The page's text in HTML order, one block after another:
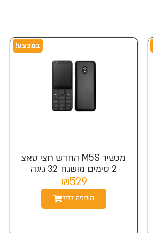
במבצע!
מכשיר M5S החדש חצי טאצ
2 סימים מושגח 32 גיגה
₪529
הוספה לסל